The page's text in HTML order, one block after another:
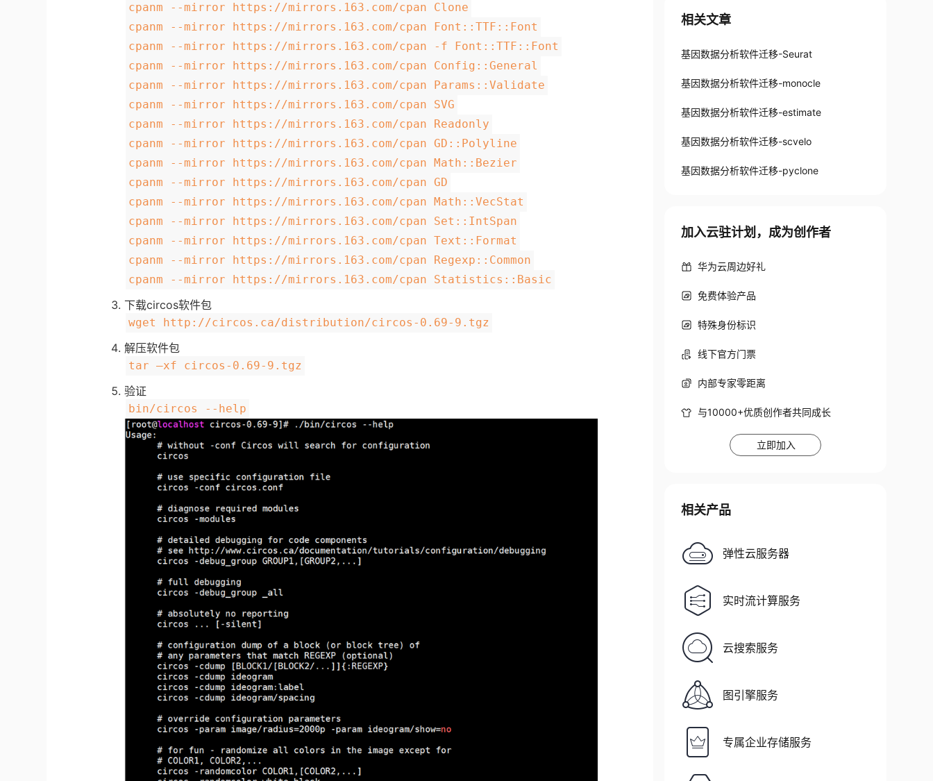
cpanm --mirror https://mirrors.163.com/cpan Clone
cpanm --mirror https://mirrors.163.com/cpan Font::TTF::Font
cpanm --mirror https://mirrors.163.com/cpan -f Font::TTF::Font
cpanm --mirror https://mirrors.163.com/cpan Config::General
cpanm --mirror https://mirrors.163.com/cpan Params::Validate
cpanm --mirror https://mirrors.163.com/cpan SVG
cpanm --mirror https://mirrors.163.com/cpan Readonly
cpanm --mirror https://mirrors.163.com/cpan GD::Polyline
cpanm --mirror https://mirrors.163.com/cpan Math::Bezier
cpanm --mirror https://mirrors.163.com/cpan GD
cpanm --mirror https://mirrors.163.com/cpan Math::VecStat
cpanm --mirror https://mirrors.163.com/cpan Set::IntSpan
cpanm --mirror https://mirrors.163.com/cpan Text::Format
cpanm --mirror https://mirrors.163.com/cpan Regexp::Common
cpanm --mirror https://mirrors.163.com/cpan Statistics::Basic
下载circos软件包
wget http://circos.ca/distribution/circos-0.69-9.tgz
解压软件包
tar –xf circos-0.69-9.tgz
验证
bin/circos --help
相关文章
基因数据分析软件迁移-Seurat
基因数据分析软件迁移-monocle
基因数据分析软件迁移-estimate
基因数据分析软件迁移-scvelo
基因数据分析软件迁移-pyclone
加入云驻计划，成为创作者
华为云周边好礼
免费体验产品
特殊身份标识
线下官方门票
内部专家零距离
与10000+优质创作者共同成长
立即加入
相关产品
弹性云服务器
实时流计算服务
云搜索服务
图引擎服务
专属企业存储服务